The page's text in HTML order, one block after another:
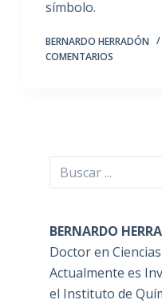
símbolo.
BERNARDO HERRADÓN
COMENTARIOS
Buscar
BERNARDO
Doctor en
Actualmente es
el Instituto de